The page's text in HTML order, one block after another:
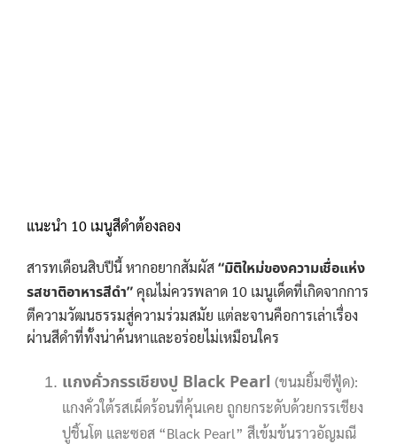
แนะนำ 10 เมนูสีดำต้องลอง
สารทเดือนสิบปีนี้ หากอยากสัมผัส“มิติใหม่ของความเชื่อแห่ง
รสชาติอาหารสีดำ”คุณไม่ควรพลาด 10 เมนูเด็ดที่เกิดจากการ
ตีความวัฒนธรรมสู่ความร่วมสมัย แต่ละจานคือการเล่าเรื่อง
ผ่านสีดำที่ทั้งน่าค้นหาและอร่อยไม่เหมือนใคร
แกงคั่วกรรเชียงปู Black Pearl (ขนมยิ้มซีฟู้ด):
แกงคั่วใต้รสเผ็ดร้อนที่คุ้นเคย ถูกยกระดับด้วยกรรเชียง
ปูชิ้นโต และซอส “Black Pearl” สีเข้มข้นราวอัญมณี